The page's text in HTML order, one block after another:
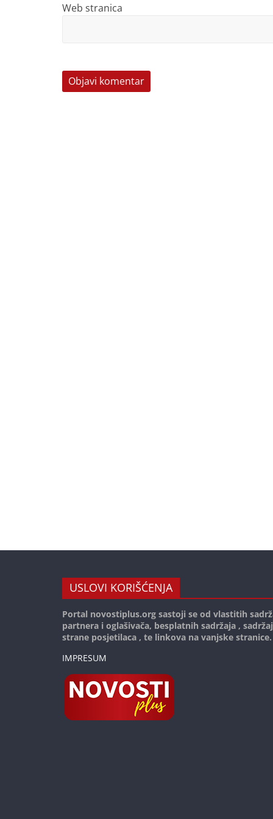
Web stranica
USLOVI KORIŠĆENJA
Portal novostiplus.org sastoji se od vlastitih
partnera i oglašivača, besplatnih sadržaja ,
strane posjetilaca , te linkova na vanjske stranice.
IMPRESUM